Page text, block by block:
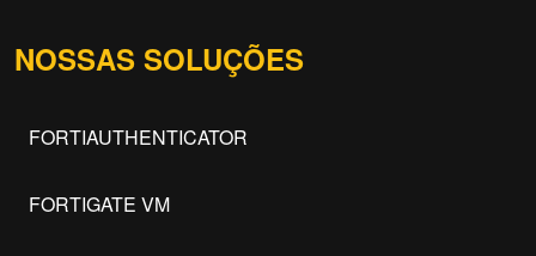
NOSSAS SOLUÇÕES
FORTIAUTHENTICATOR
FORTIGATE VM